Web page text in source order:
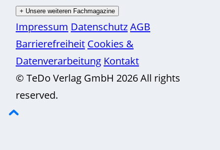
+ Unsere weiteren Fachmagazine
Impressum DatenschutzAGB
Barrierefreiheit Cookies &
Datenverarbeitung Kontakt
© TeDo Verlag GmbH 2026 All rights
reserved.